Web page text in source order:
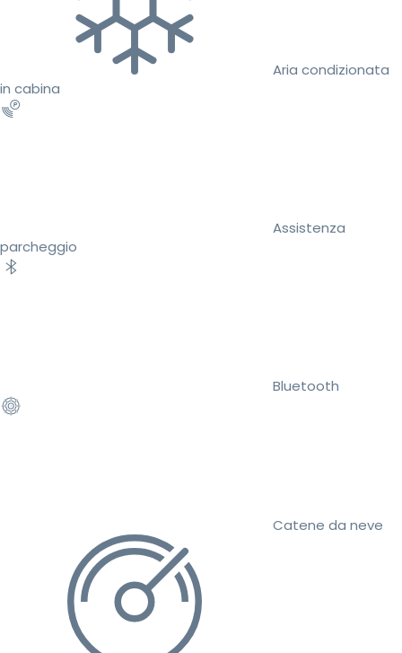
Aria condizionata
in cabina
Assistenza
parcheggio
Bluetooth
Catene da neve